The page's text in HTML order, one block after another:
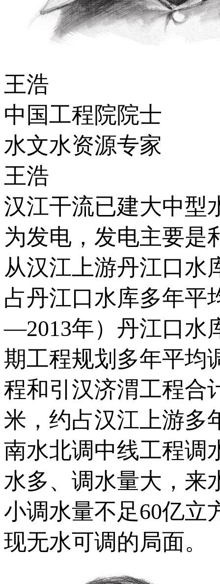
王浩
中国工程院院士
水文水资源专家
王浩
汉江干流已建大中型
为发电，发电主要是
从汉江上游丹江口水
占丹江口水库多年平
—2013年）丹江口水
期工程规划多年平均
程和引汉济渭工程合
米，约占汉江上游多
南水北调中线工程调
水多、调水量大，来
小调水量不足60亿立
现无水可调的局面。